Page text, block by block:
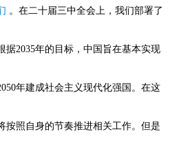
。在二十届三中全会上，我们部署了
据2035年的目标，中国旨在基本实现
年建成社会主义现代化强国。在这
按照自身的节奏推进相关工作。但是